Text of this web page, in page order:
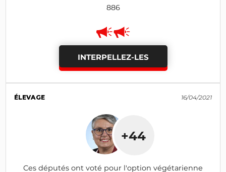
886
INTERPELLEZ-LES
ÉLEVAGE 16/04/2021
+44
Ces députés ont voté pour l'option végétarienne